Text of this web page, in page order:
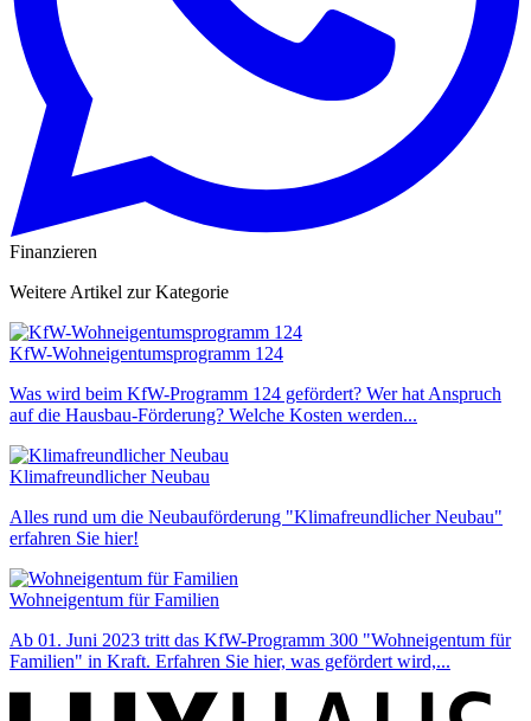
Finanzieren
Weitere Artikel zur Kategorie
KfW-Wohneigentumsprogramm 124
Was wird beim KfW-Programm 124 gefördert? Wer hat Anspruch
auf die Hausbau-Förderung? Welche Kosten werden...
Klimafreundlicher Neubau
Alles rund um die Neubauförderung "Klimafreundlicher Neubau"
erfahren Sie hier!
Wohneigentum für Familien
Ab 01. Juni 2023 tritt das KfW-Programm 300 "Wohneigentum für
Familien" in Kraft. Erfahren Sie hier, was gefördert wird,...